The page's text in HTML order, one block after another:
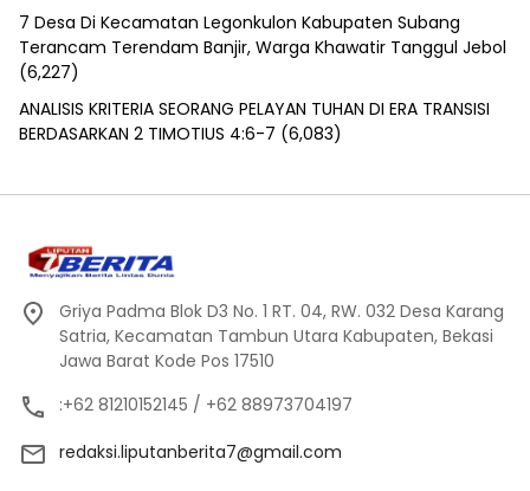
7 Desa Di Kecamatan Legonkulon Kabupaten Subang
Terancam Terendam Banjir, Warga Khawatir Tanggul Jebol
(6,227)
ANALISIS KRITERIA SEORANG PELAYAN TUHAN DI ERA TRANSISI
BERDASARKAN 2 TIMOTIUS 4:6-7 (6,083)
Griya Padma Blok D3 No. 1 RT. 04, RW. 032 Desa Karang
Satria, Kecamatan Tambun Utara Kabupaten, Bekasi
Jawa Barat Kode Pos 17510
:+62 81210152145 / +62 88973704197
redaksi.liputanberita7@gmail.com